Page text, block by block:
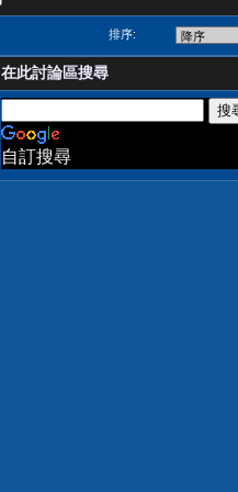
排序:
在此討論區搜尋
自訂搜尋